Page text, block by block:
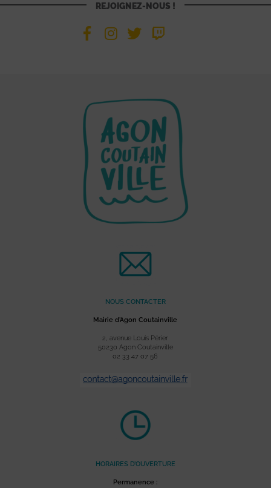
REJOIGNEZ-NOUS !
NOUS CONTACTER
Mairie d’Agon Coutainville
2, avenue Louis Périer
50230 Agon Coutainville
02 33 47 07 56
HORAIRES D’OUVERTURE
Permanence :